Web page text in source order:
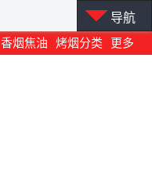
香烟焦油 烤烟分类 更多
导航